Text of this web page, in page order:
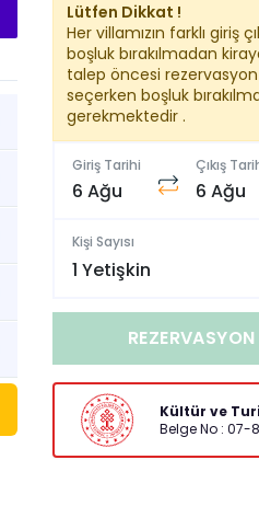
Lütfen Dikkat !
Her villamızın farklı giriş
boşluk bırakılmadan
talep öncesi
seçerken boşluk
gerekmektedir .
Giriş Tarihi
6 Ağu
Çıkış
6 Ağu
Kişi Sayısı
1 Yetişkin
Kültür ve
Belge No : 07-